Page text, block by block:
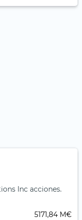
Inc acciones.
5171,84 M€